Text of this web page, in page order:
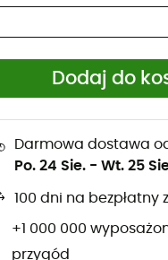
Dodaj do
Darmowa dostawa
Po. 24 Sie. - Wt. 25
100 dni na bezpłatny
+1 000 000
przygód